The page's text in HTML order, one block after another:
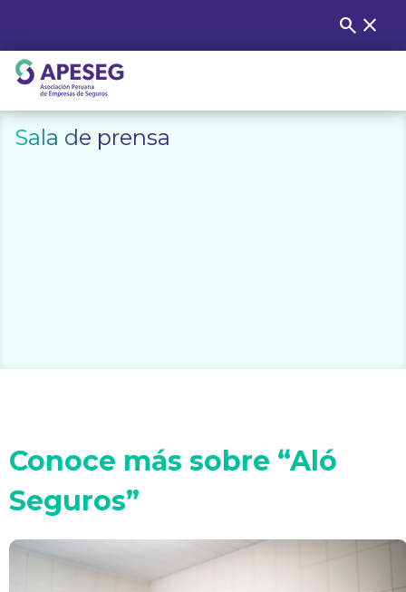
content
Buscar:
search close
APESEG
Sala de prensa
Conoce más sobre “Aló
Seguros”